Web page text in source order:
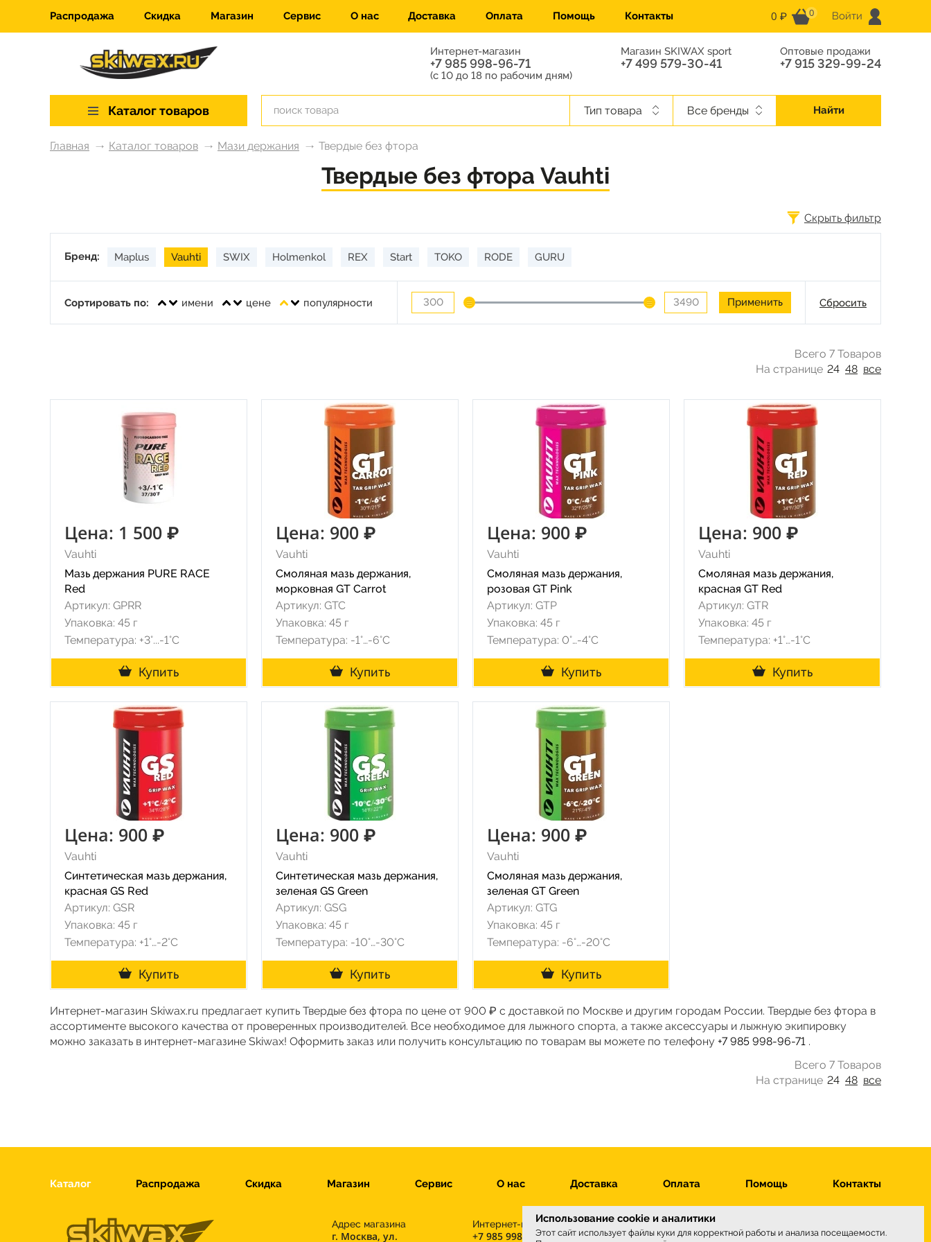
Распродажа Скидка Магазин Сервис О нас Доставка Оплата Помощь Контакты 0 ₽ 0 Войти
Интернет-магазин
+7 985 998-96-71
(с 10 до 18 по рабочим дням)
Магазин SKIWAX sport
+7 499 579-30-41
Оптовые продажи
+7 915 329-99-24
Каталог товаров Тип товара Все бренды Найти
Главная Каталог товаров Мази держания Твердые без фтора
Твердые без фтора Vauhti
Скрыть фильтр
Бренд: Maplus Vauhti SWIX Holmenkol REX Start TOKO RODE GURU
Сортировать по: имени цене популярности Сбросить
Всего 7 Товаров
На странице 24 48 все
Цена: 1 500 ₽
Vauhti
Мазь держания PURE RACE
Red
Артикул: GPRR
Упаковка: 45 г
Температура: +3°...-1°С
Купить
Цена: 900 ₽
Vauhti
Смоляная мазь держания,
морковная GT Carrot
Артикул: GTC
Упаковка: 45 г
Температура: -1°…-6°C
Купить
Цена: 900 ₽
Vauhti
Смоляная мазь держания,
розовая GT Pink
Артикул: GTP
Упаковка: 45 г
Температура: 0°…-4°C
Купить
Цена: 900 ₽
Vauhti
Смоляная мазь держания,
красная GT Red
Артикул: GTR
Упаковка: 45 г
Температура: +1°…-1°C
Купить
Цена: 900 ₽
Vauhti
Синтетическая мазь держания,
красная GS Red
Артикул: GSR
Упаковка: 45 г
Температура: +1°…-2°C
Купить
Цена: 900 ₽
Vauhti
Синтетическая мазь держания,
зеленая GS Green
Артикул: GSG
Упаковка: 45 г
Температура: -10°…-30°C
Купить
Цена: 900 ₽
Vauhti
Смоляная мазь держания,
зеленая GT Green
Артикул: GTG
Упаковка: 45 г
Температура: -6°…-20°C
Купить
Интернет-магазин Skiwax.ru предлагает купить Твердые без фтора по цене от 900 ₽ с доставкой по Москве и другим городам России. Твердые без фтора в
ассортименте высокого качества от проверенных производителей. Все необходимое для лыжного спорта, а также аксессуары и лыжную экипировку
можно заказать в интернет-магазине Skiwax! Оформить заказ или получить консультацию по товарам вы можете по телефону +7 985 998-96-71 .
Всего 7 Товаров
На странице 24 48 все
Каталог Распродажа Скидка Магазин Сервис О нас Доставка Оплата Помощь Контакты
Адрес магазина
г. Москва, ул.
Интернет-магазин
+7 985 998-96-71
Использование cookie и аналитики
Этот сайт использует файлы куки для корректной работы и анализа посещаемости.